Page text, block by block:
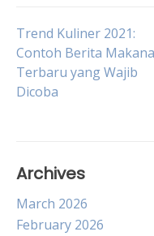
Post
navigation
Trend Kuliner 2021:
Contoh Berita
Terbaru yang Wajib
Dicoba
Archives
March 2026
February 2026